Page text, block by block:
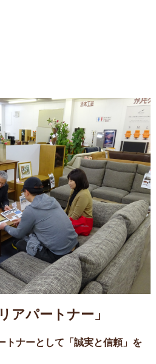
アパートナー」
トナーとして「誠実と信頼」を